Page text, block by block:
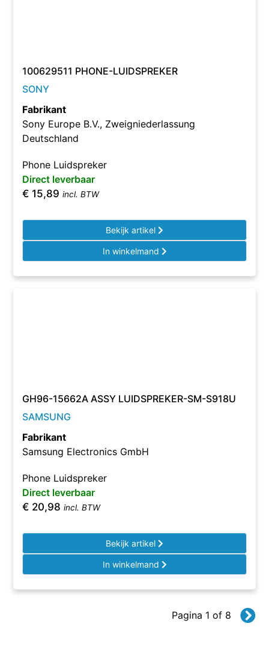
100629511 PHONE-LUIDSPREKER
SONY
Fabrikant
Sony Europe B.V., Zweigniederlassung
Deutschland
Phone Luidspreker
Direct leverbaar
€ 15,89 incl. BTW
Bekijk artikel
In winkelmand
GH96-15662A ASSY LUIDSPREKER-SM-S918U
SAMSUNG
Fabrikant
Samsung Electronics GmbH
Phone Luidspreker
Direct leverbaar
€ 20,98 incl. BTW
Bekijk artikel
In winkelmand
Pagina 1 of 8